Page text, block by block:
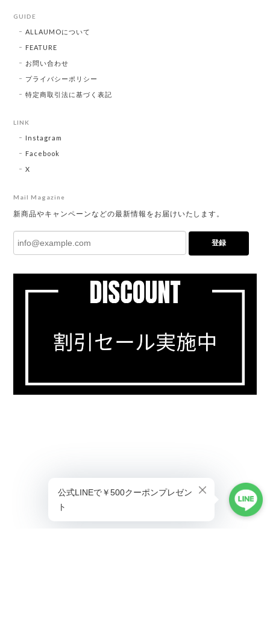
GUIDE
ALLAUMOについて
FEATURE
お問い合わせ
プライバシーポリシー
特定商取引法に基づく表記
LINK
Instagram
Facebook
X
Mail Magazine
新商品やキャンペーンなどの最新情報をお届けいたします。
登録